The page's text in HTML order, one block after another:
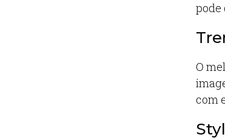
pode
O
com